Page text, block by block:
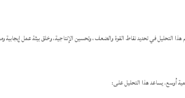
التحليل في تحديد نقاط القوة والضعف، وتحسين الإنتاجية، وخلق بيئة عمل إيجابية
أوسع. يساعد هذا التحليل على: